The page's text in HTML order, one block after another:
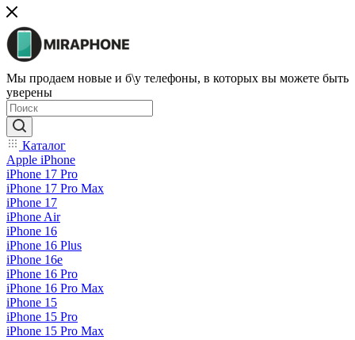
Мы продаем новые и б\у телефоны, в которых вы можете быть
уверены
Каталог
Apple iPhone
iPhone 17 Pro
iPhone 17 Pro Max
iPhone 17
iPhone Air
iPhone 16
iPhone 16 Plus
iPhone 16e
iPhone 16 Pro
iPhone 16 Pro Max
iPhone 15
iPhone 15 Pro
iPhone 15 Pro Max